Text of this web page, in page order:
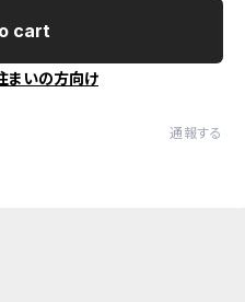
cart
まいの方向け
通報する